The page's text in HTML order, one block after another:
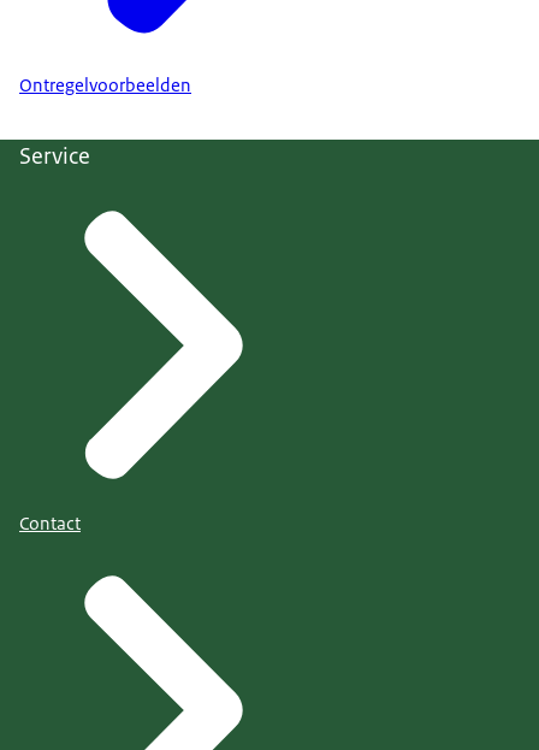
Ontregelvoorbeelden
Service
Contact